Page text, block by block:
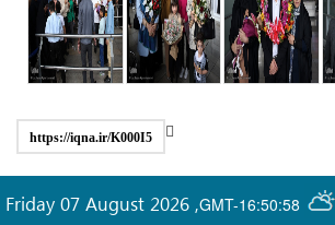
https://iqna.ir/K000I5
GMT-16:50:58
Friday 07 August 2026 ,